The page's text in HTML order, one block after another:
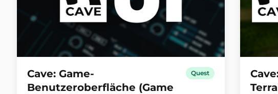
Cave: Game-
Benutzeroberfläche (Game
Quest